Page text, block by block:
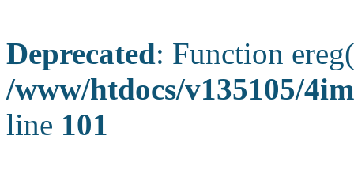
Deprecated: Function
/www/htdocs/v135105/
line 101